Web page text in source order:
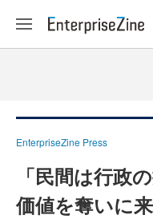
EnterpriseZine Press
「民間は行政
価値を奪いに